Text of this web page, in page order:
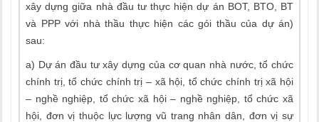
xây dựng giữa nhà đầu tư thực hiện dự án BOT, BTO, BT
và PPP với nhà thầu thực hiện các gói thầu của dự án)
sau:
a) Dự án đầu tư xây dựng của cơ quan nhà nước, tổ chức
chính trị, tổ chức chính trị – xã hội, tổ chức chính trị xã hội
– nghề nghiệp, tổ chức xã hội – nghề nghiệp, tổ chức xã
hội, đơn vị thuộc lực lượng vũ trang nhân dân, đơn vị sự